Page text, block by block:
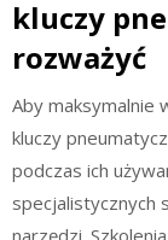
kluczy
rozważyć
Aby maksymalnie
kluczy
podczas ich
specjalistycznych